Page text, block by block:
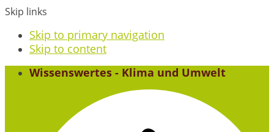
Skip links
Skip to primary navigation
Skip to content
Wissenswertes - Klima und Umwelt